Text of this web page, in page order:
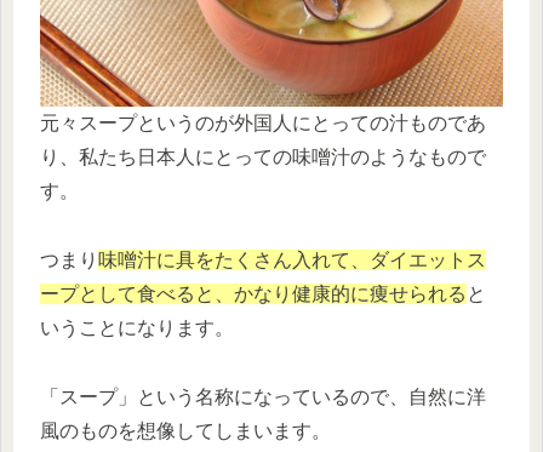
元々スープというのが外国人にとっての汁ものであ
り、私たち日本人にとっての味噌汁のようなもので
す。
つまり 味噌汁に具をたくさん入れて、ダイエットス
ープとして食べると、かなり健康的に痩せられる と
いうことになります。
「スープ」という名称になっているので、自然に洋
風のものを想像してしまいます。